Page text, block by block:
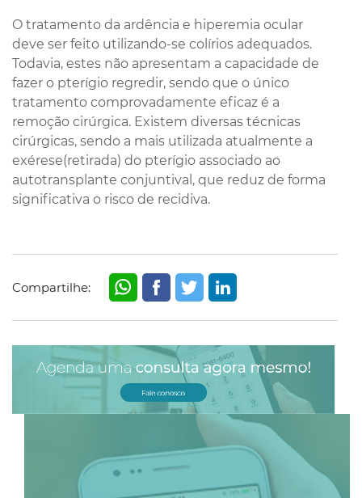
O tratamento da ardência e hiperemia ocular
deve ser feito utilizando-se colírios adequados.
Todavia, estes não apresentam a capacidade de
fazer o pterígio regredir, sendo que o único
tratamento comprovadamente eficaz é a
remoção cirúrgica. Existem diversas técnicas
cirúrgicas, sendo a mais utilizada atualmente a
exérese(retirada) do pterígio associado ao
autotransplante conjuntival, que reduz de forma
significativa o risco de recidiva.
Compartilhe: